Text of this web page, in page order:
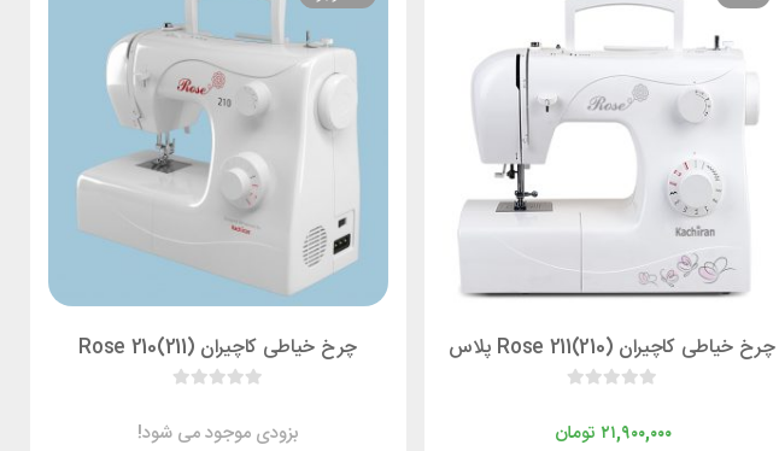
چرخ خیاطی کاچیران (210)Rose 211 پلاس
تومان ۲۱,۹۰۰,۰۰۰
چرخ خیاطی کاچیران (211)Rose 210
بزودی موجود می شود!